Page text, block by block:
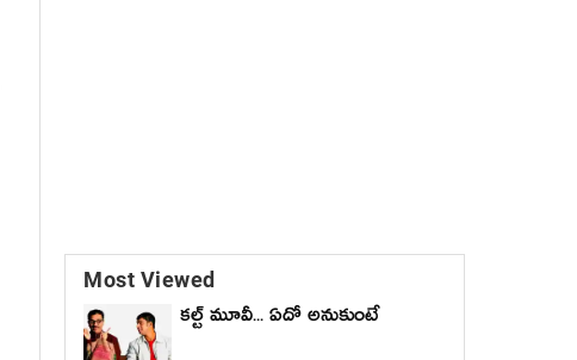
Most Viewed
కల్ట్ మూవీ... ఏదో అనుకుంటే